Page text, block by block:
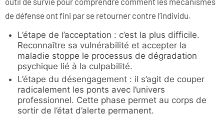
de défense ont fini par se retourner contre l’individu.
L’étape de l’acceptation : c’est la plus difficile.
Reconnaître sa vulnérabilité et accepter la
maladie stoppe le processus de dégradation
psychique lié à la culpabilité.
L’étape du désengagement : il s’agit de couper
radicalement les ponts avec l’univers
professionnel. Cette phase permet au corps de
sortir de l’état d’alerte permanent.